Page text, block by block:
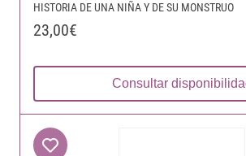
HISTORIA DE UNA NIÑA Y DE SU MONSTRUO
23,00€
Consultar